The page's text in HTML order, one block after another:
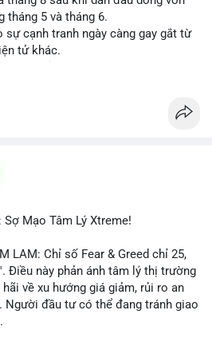
tháng 5 và tháng 6.
sự cạnh tranh ngày càng gay gắt từ
tử khác.
bớt, ảnh hưởng đến dòng vốn và
sát sao diễn biến thị trường và các
Sợ Mạo Tâm Lý Xtreme!
LAM: Chỉ số Fear & Greed chỉ 25,
Điều này phản ánh tâm lý thị trường
về xu hướng giá giảm, rủi ro an
Người đầu tư có thể đang tránh giao
THẢO LUẬN: Coin trending trên